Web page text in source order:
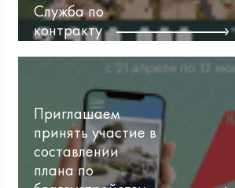
Служба по
контракту
Приглашаем
принять участие в
составлении
плана по